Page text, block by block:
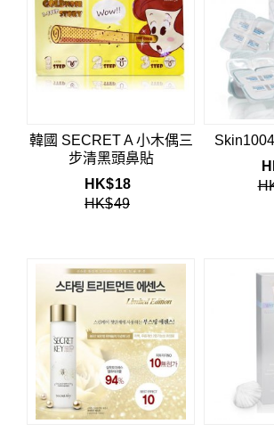
韓國 SECRET A 小木偶三
步清黑頭鼻貼
HK$18
HK$49